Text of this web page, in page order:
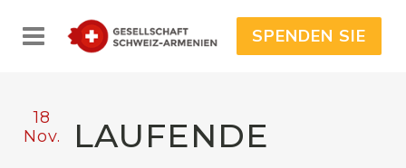
SPENDEN SIE
18
Nov.
LAUFENDE